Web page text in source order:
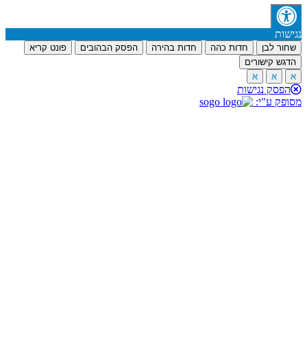
נגישות
שחור לבן חדות כהה חדות בהירה הפסק הבהובים
פונט קריא
הדגש קישורים
א
א א
הפסק נגישות
מסופק ע"י: